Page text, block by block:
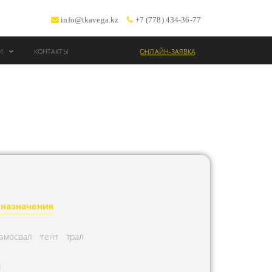
info@tkavega.kz +7 (778) 434-36-77
КОНТАКТЫ ОНЛАЙН-ЗАЯВКА
тент трал